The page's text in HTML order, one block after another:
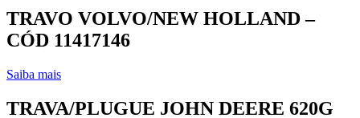
TRAVO VOLVO/NEW HOLLAND –
CÓD 11417146
Saiba mais
TRAVA/PLUGUE JOHN DEERE 620G